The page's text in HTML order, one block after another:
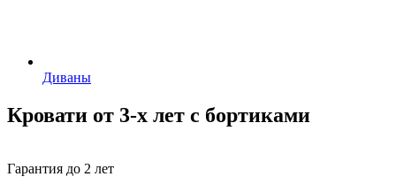
Диваны
Кровати от 3-х лет с бортиками
Гарантия до 2 лет